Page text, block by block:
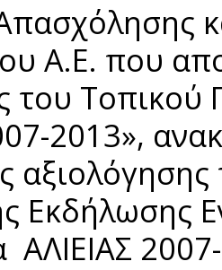
Α.Ε. που
του
2013»,
Εκδήλωσης